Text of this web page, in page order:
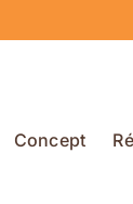
Concept